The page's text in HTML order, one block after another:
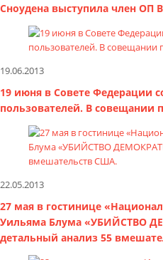
Сноудена выступила член ОП
19.06.2013
19 июня в Совете Федерации
пользователей. В совещании
22.05.2013
27 мая в гостинице
Уильяма Блума «УБИЙСТВО
детальный анализ 55